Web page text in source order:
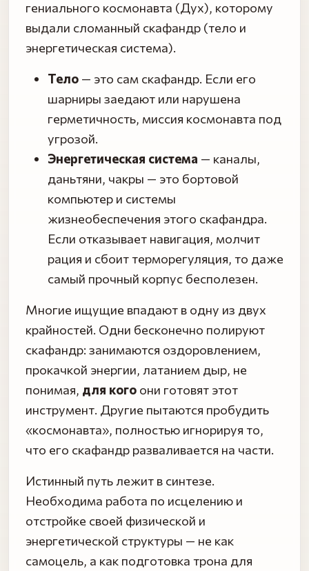
гениального космонавта (Дух), которому
выдали сломанный скафандр (тело и
энергетическая система).
Тело — это сам скафандр. Если его
шарниры заедают или нарушена
герметичность, миссия космонавта под
угрозой.
Энергетическая система — каналы,
даньтяни, чакры — это бортовой
компьютер и системы
жизнеобеспечения этого скафандра.
Если отказывает навигация, молчит
рация и сбоит терморегуляция, то даже
самый прочный корпус бесполезен.
Многие ищущие впадают в одну из двух
крайностей. Одни бесконечно полируют
скафандр: занимаются оздоровлением,
прокачкой энергии, латанием дыр, не
понимая, для кого они готовят этот
инструмент. Другие пытаются пробудить
«космонавта», полностью игнорируя то,
что его скафандр разваливается на части.
Истинный путь лежит в синтезе.
Необходима работа по исцелению и
отстройке своей физической и
энергетической структуры — не как
самоцель, а как подготовка трона для